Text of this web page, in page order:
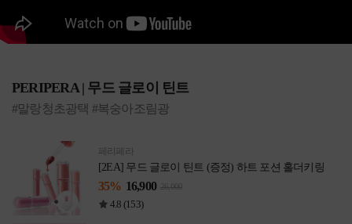
PERIPERA | 무드 글로이 틴트
#말랑청초광택 #복숭아조림광
페리페라
[2EA] 무드 글로이 틴트 (증정) 하트 포션 홀더키링
35% 16,900 26,000
4.8 (153)